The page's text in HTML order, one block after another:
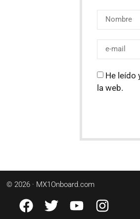
He leído
la web.
© 2026 · MX1Onboard.com